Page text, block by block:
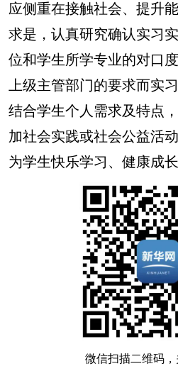
应侧重在接触社会、提升
求是，认真研究确认实习
位和学生所学专业的对口
上级主管部门的要求而实
结合学生个人需求及特点
加社会实践或社会公益活
为学生快乐学习、健康成
微信扫描二维码